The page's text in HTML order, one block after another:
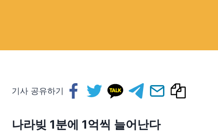
기사 공유하기
나라빚 1분에 1억씩 늘어난다